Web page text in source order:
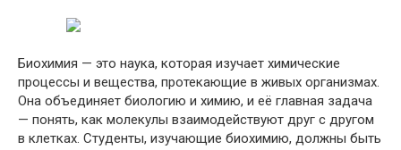
Биохимия — это наука, которая изучает химические
процессы и вещества, протекающие в живых организмах.
Она объединяет биологию и химию, и её главная задача
— понять, как молекулы взаимодействуют друг с другом
в клетках. Студенты, изучающие биохимию, должны быть